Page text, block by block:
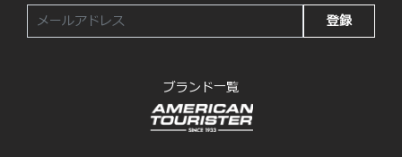
登録
ブランド一覧